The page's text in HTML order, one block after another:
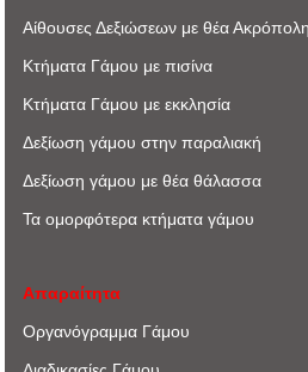
Αίθουσες Δεξιώσεων με θέα Ακρόπoλη
Κτήματα Γάμου με πισίνα
Κτήματα Γάμου με εκκλησία
Δεξίωση γάμου στην παραλιακή
Δεξίωση γάμου με θέα θάλασσα
Τα ομορφότερα κτήματα γάμου
Απαραίτητα
Οργανόγραμμα Γάμου